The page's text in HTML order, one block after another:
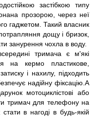
застібкою типу
прозорою, через неї
гаджетом. Такий власник
дощу і бризок,
занурення чохла в воду.
тримача є м'які
на кермо пластикове,
і нахилу, підходить
надійну фіксацію.А
мотоциклістові або
тримач для телефону на
в нагоді в будь-якій